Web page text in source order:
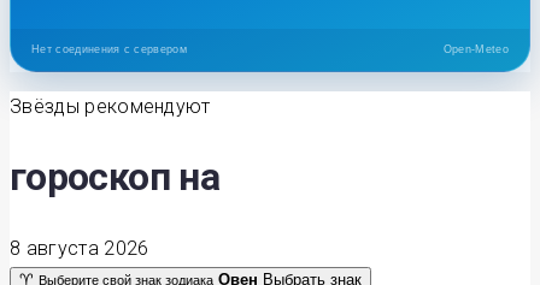
Нет соединения с сервером Open-Meteo
Звёзды рекомендуют
гороскоп на
8 августа 2026
♈ Выберите свой знак зодиака Овен Выбрать знак